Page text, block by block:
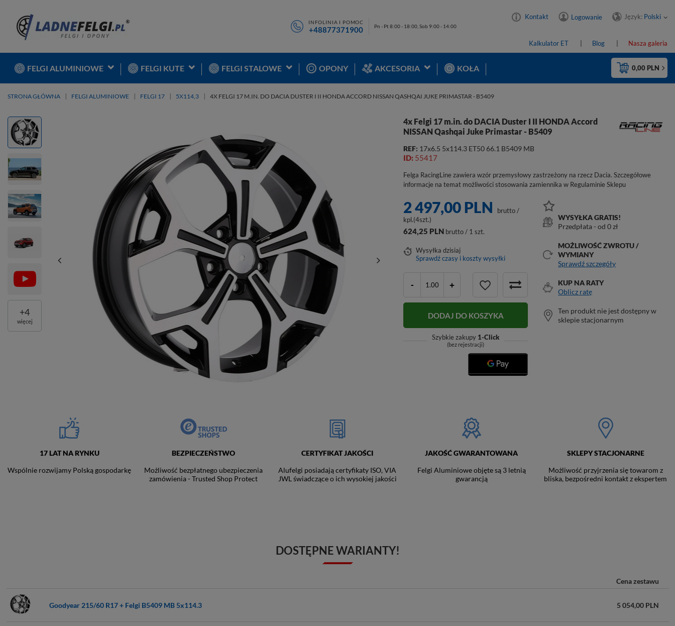
INFOLINIA I POMOC
+48877371900 Pn - Pt 8:00 - 18:00, Sob 9:00 - 14:00
Kontakt Logowanie Język: Polski
Kalkulator ET Blog Nasza galeria
0,00 PLN
FELGI ALUMINIOWE FELGI KUTE FELGI STALOWE OPONY AKCESORIA KOŁA
STRONA GŁÓWNA FELGI ALUMINIOWE FELGI 17 5X114,3 4X FELGI 17 M.IN. DO DACIA DUSTER I II HONDA ACCORD NISSAN QASHQAI JUKE PRIMASTAR - B5409
4x Felgi 17 m.in. do DACIA Duster I II HONDA Accord
NISSAN Qashqai Juke Primastar - B5409
REF: 17x6.5 5x114.3 ET50 66.1 B5409 MB
ID: 55417
Felga RacingLine zawiera wzór przemysłowy zastrzeżony na rzecz Dacia. Szczegółowe
informacje na temat możliwości stosowania zamiennika w Regulaminie Sklepu
+4
więcej
2 497,00 PLN brutto/
kpl.(4szt.)
624,25 PLN brutto / 1 szt.
Wysyłkadzisiaj
Sprawdź czasy i koszty wysyłki
- +
DODAJ DO KOSZYKA
Szybkie zakupy 1-Click
(bez rejestracji)
WYSYŁKA GRATIS!
Przedpłata - od 0 zł
MOŻLIWOŚĆ ZWROTU /
WYMIANY
Sprawdź szczegóły
KUP NA RATY
Oblicz ratę
Ten produkt nie jest dostępny w
sklepie stacjonarnym
17 LAT NA RYNKU
Wspólnie rozwijamy Polską gospodarkę
BEZPIECZEŃSTWO
Możliwość bezpłatnego ubezpieczenia
zamówienia - Trusted Shop Protect
CERTYFIKAT JAKOŚCI
Alufelgi posiadają certyfikaty ISO, VIA
JWL świadczące o ich wysokiej jakości
JAKOŚĆ GWARANTOWANA
Felgi Aluminiowe objęte są 3 letnią
gwarancją
SKLEPY STACJONARNE
Możliwość przyjrzenia się towarom z
bliska, bezpośredni kontakt z ekspertem
DOSTĘPNE WARIANTY!
Cena zestawu
Goodyear 215/60 R17 + Felgi B5409 MB 5x114.3 5 054,00 PLN